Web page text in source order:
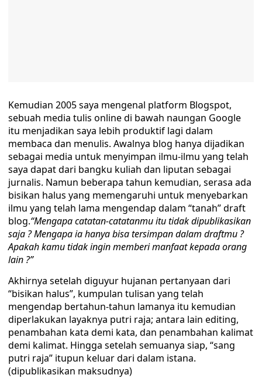
Kemudian 2005 saya mengenal platform Blogspot,
sebuah media tulis online di bawah naungan Google
itu menjadikan saya lebih produktif lagi dalam
membaca dan menulis. Awalnya blog hanya dijadikan
sebagai media untuk menyimpan ilmu-ilmu yang telah
saya dapat dari bangku kuliah dan liputan sebagai
jurnalis. Namun beberapa tahun kemudian, serasa ada
bisikan halus yang memengaruhi untuk menyebarkan
ilmu yang telah lama mengendap dalam “tanah” draft
blog.“Mengapa catatan-catatanmu itu tidak dipublikasikan
saja ? Mengapa ia hanya bisa tersimpan dalam draftmu ?
Apakah kamu tidak ingin memberi manfaat kepada orang
lain ?”
Akhirnya setelah diguyur hujanan pertanyaan dari
“bisikan halus”, kumpulan tulisan yang telah
mengendap bertahun-tahun lamanya itu kemudian
diperlakukan layaknya putri raja; antara lain editing,
penambahan kata demi kata, dan penambahan kalimat
demi kalimat. Hingga setelah semuanya siap, “sang
putri raja” itupun keluar dari dalam istana.
(dipublikasikan maksudnya)